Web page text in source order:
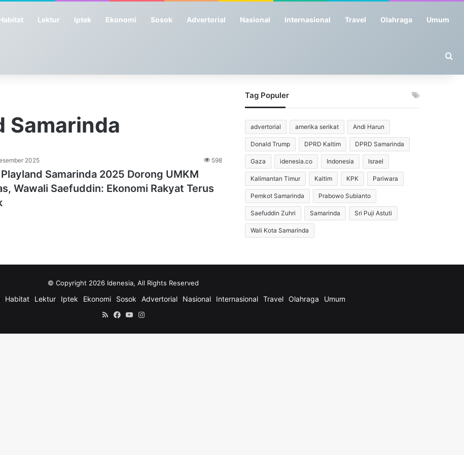
Lektur Iptek Ekonomi Sosok Advertorial Nasional Internasional Travel Olahraga Umum
Samarinda
2025 598
Samarinda 2025 Dorong UMKM
Wawali Saefuddin: Ekonomi Rakyat Terus
Tag Populer
advertorial amerika serikat Andi Harun
Donald Trump DPRD Kaltim DPRD Samarinda
Gaza idenesia.co Indonesia Israel
Kalimantan Timur Kaltim KPK Pariwara
Pemkot Samarinda Prabowo Subianto
Saefuddin Zuhri Samarinda Sri Puji Astuti
Wali Kota Samarinda
© Copyright 2026 Idenesia, All Rights Reserved
Habitat Lektur Iptek Ekonomi Sosok Advertorial Nasional Internasional Travel Olahraga
Umum
RSS Facebook
YouTube